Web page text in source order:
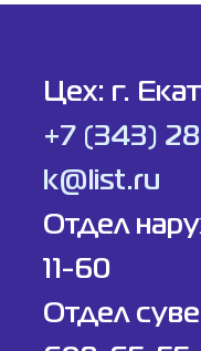
Цех: г.
+7 (343)
k@list.ru
Отдел
11-60
Отдел